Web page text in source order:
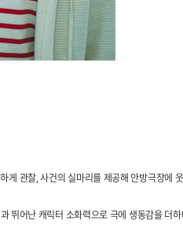
관찰, 사건의 실마리를 제공해 안방극장에
뛰어난 캐릭터 소화력으로 극에 생동감을 더